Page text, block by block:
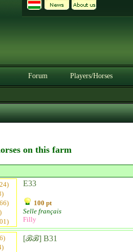
Forum Players/Horses
on this farm
E33
100 pt
Selle français
Filly
[ℬℬ] B31